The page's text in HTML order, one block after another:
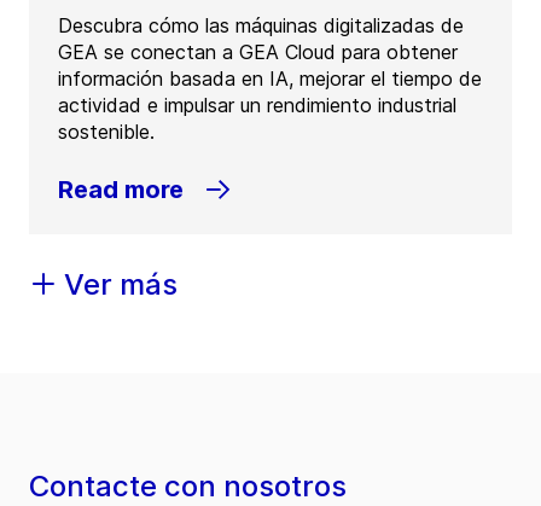
Descubra cómo las máquinas digitalizadas de
GEA se conectan a GEA Cloud para obtener
información basada en IA, mejorar el tiempo de
actividad e impulsar un rendimiento industrial
sostenible.
Read more
Ver más
Contacte con nosotros